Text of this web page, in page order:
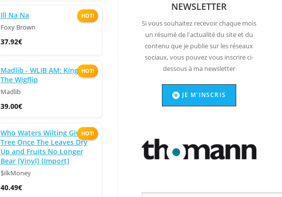
HOT!
Ill Na Na
Foxy Brown
37.92€
HOT!
Madlib - WLIB AM: King Of
The Wigflip
Madlib
39.00€
HOT!
Who Waters Wilting Giving
Tree Once The Leaves Dry
Up and Fruits No Longer
Bear [Vinyl] [Import]
$ilkMoney
40.49€
NEWSLETTER
Si vous souhaitez recevoir chaque mois
un résumé de l'actualité du site et du
contenu que je publie sur les réseaux
sociaux, vous pouvez vous inscrire ci-
dessous à ma newsletter
JE M'INSCRIS